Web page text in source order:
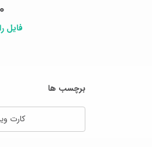
فایل
برچسب ها
کارت